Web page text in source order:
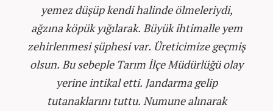
yemez düşüp kendi halinde ölmeleriydi,
ağzına köpük yığılarak. Büyük ihtimalle yem
zehirlenmesi şüphesi var. Üreticimize geçmiş
olsun. Bu sebeple Tarım İlçe Müdürlüğü olay
yerine intikal etti. Jandarma gelip
tutanaklarını tuttu. Numune alınarak